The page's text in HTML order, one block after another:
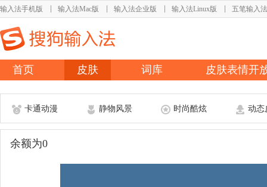
输入法手机版 输入法Mac版 输入法企业版 输入法Linux版 五笔输入法
首页 皮肤 词库 皮肤表情开
卡通动漫 静物风景 时尚酷炫 动态
余额为0